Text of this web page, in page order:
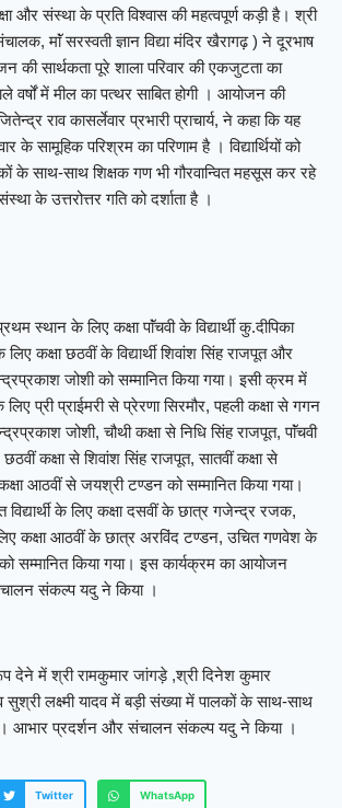
और संस्था के प्रति विश्वास की महत्वपूर्ण कड़ी है। श्री
माॅं सरस्वती ज्ञान विद्या मंदिर खैरागढ़ ) ने दूरभाष
की सार्थकता पूरे शाला परिवार की एकजुटता का
वर्षों में मील का पत्थर साबित होगी । आयोजन की
राव कासर्लेवार प्रभारी प्राचार्य, ने कहा कि यह
के सामूहिक परिश्रम का परिणाम है । विद्यार्थियों को
के साथ-साथ शिक्षक गण भी गौरवान्वित महसूस कर रहे
के उत्तरोत्तर गति को दर्शाता है ।
स्थान के लिए कक्षा पाॅंचवी के विद्यार्थी कु.दीपिका
लिए कक्षा छठवीं के विद्यार्थी शिवांश सिंह राजपूत और
जोशी को सम्मानित किया गया। इसी क्रम में
प्री प्राईमरी से प्रेरणा सिरमौर, पहली कक्षा से गगन
जोशी, चौथी कक्षा से निधि सिंह राजपूत, पाॅंचवी
कक्षा से शिवांश सिंह राजपूत, सातवीं कक्षा से
आठवीं से जयश्री टण्डन को सम्मानित किया गया।
के लिए कक्षा दसवीं के छात्र गजेन्द्र रजक,
कक्षा आठवीं के छात्र अरविंद टण्डन, उचित गणवेश के
सम्मानित किया गया। इस कार्यक्रम का आयोजन
संकल्प यदु ने किया ।
देने में श्री रामकुमार जांगड़े ,श्री दिनेश कुमार
सुश्री लक्ष्मी यादव में बड़ी संख्या में पालकों के साथ-साथ
आभार प्रदर्शन और संचालन संकल्प यदु ने किया ।
Twitter WhatsApp